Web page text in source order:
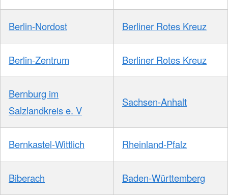
Berlin-Nordost Berliner Rotes Kreuz
Berlin-Zentrum Berliner Rotes Kreuz
Bernburg im
Salzlandkreis e. V
Sachsen-Anhalt
Bernkastel-Wittlich Rheinland-Pfalz
Biberach Baden-Württemberg